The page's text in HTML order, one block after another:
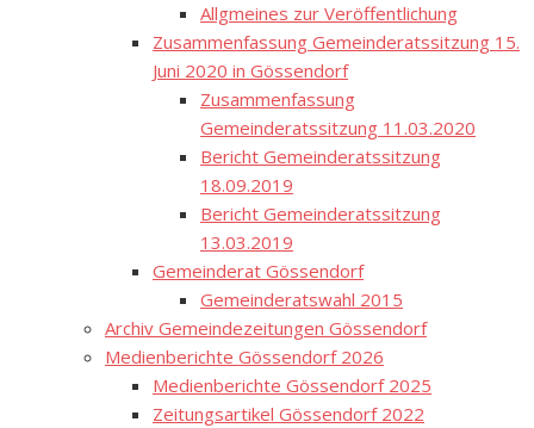
Allgmeines zur Veröffentlichung
Zusammenfassung Gemeinderatssitzung 15.
Juni 2020 in Gössendorf
Zusammenfassung
Gemeinderatssitzung 11.03.2020
Bericht Gemeinderatssitzung
18.09.2019
Bericht Gemeinderatssitzung
13.03.2019
Gemeinderat Gössendorf
Gemeinderatswahl 2015
Archiv Gemeindezeitungen Gössendorf
Medienberichte Gössendorf 2026
Medienberichte Gössendorf 2025
Zeitungsartikel Gössendorf 2022